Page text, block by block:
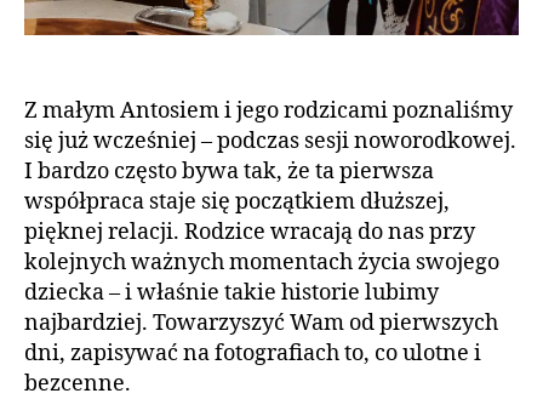
Z małym Antosiem i jego rodzicami poznaliśmy
się już wcześniej – podczas sesji noworodkowej.
I bardzo często bywa tak, że ta pierwsza
współpraca staje się początkiem dłuższej,
pięknej relacji. Rodzice wracają do nas przy
kolejnych ważnych momentach życia swojego
dziecka – i właśnie takie historie lubimy
najbardziej. Towarzyszyć Wam od pierwszych
dni, zapisywać na fotografiach to, co ulotne i
bezcenne.